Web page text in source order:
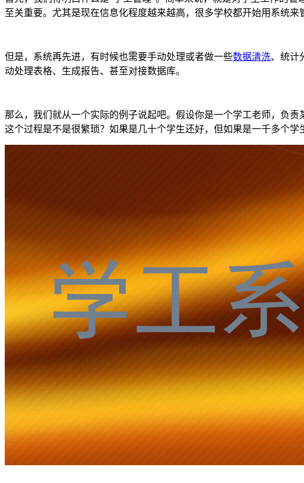
至关重要。尤其是现在信息化程度越来越高，很多学校都开始用系统来
但是，系统再先进，有时候也需要手动处理或者做一些数据清洗、统计
动处理表格、生成报告、甚至对接数据库。
那么，我们就从一个实际的例子说起吧。假设你是一个学工老师，负
这个过程是不是很繁琐？如果是几十个学生还好，但如果是一千多个学